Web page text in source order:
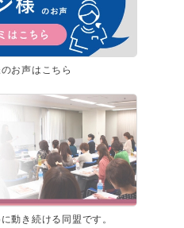
お声はこちら
動き続ける同盟です。